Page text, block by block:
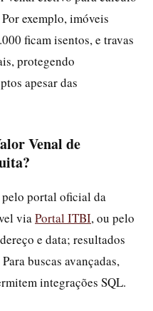
exemplo, imóveis
ficam isentos, e travas
protegendo
apesar das
Venal de
portal oficial da
viaPortal ITBI, ou pelo
e data; resultados
buscas avançadas,
integrações SQL.